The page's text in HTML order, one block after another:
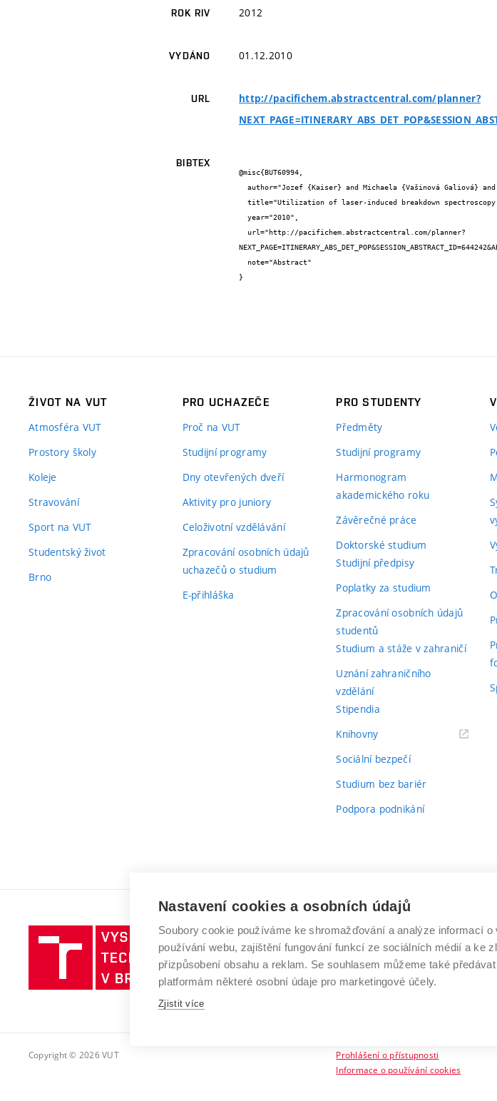
ROK RIV 2012
VYDÁNO 01.12.2010
URL
http://pacifichem.abstractcentral.com/planner?
BIBTEX
@misc{BUT60994,
}
ŽIVOT NA VUT
Atmosféra VUT
Prostory školy
Koleje
Stravování
Sport na VUT
Studentský život
Brno
PRO UCHAZEČE
Proč na VUT
Studijní programy
Dny otevřených dveří
Aktivity pro juniory
Celoživotní vzdělávání
Zpracování osobních údajů
uchazečů o studium
E-přihláška
PRO STUDENTY
Předměty
Studijní programy
Harmonogram
akademického roku
Závěrečné práce
Doktorské studium
Studijní předpisy
Poplatky za studium
Zpracování osobních údajů
studentů
Studium a stáže v zahraničí
Uznání zahraničního
vzdělání
Stipendia
Knihovny(externí
Sociální bezpečí
Studium bez bariér
Podpora podnikání
Vysoké
učení
technické
v
VYSOKÉ UČENÍ TECHNICKÉ
Antonínská 548/1
602 00 Brno
Copyright © 2026 VUT
Prohlášení o přístupnosti
Informace o používání cookies
Nastavení cookies a osobních údajů
Soubory cookie používáme ke shromažďování a analýze informací o
používání webu, zajištění fungování funkcí ze sociálních médií a ke
přizpůsobení obsahu a reklam. Se souhlasem můžeme také
platformám některé osobní údaje pro marketingové účely.
Zjistit více